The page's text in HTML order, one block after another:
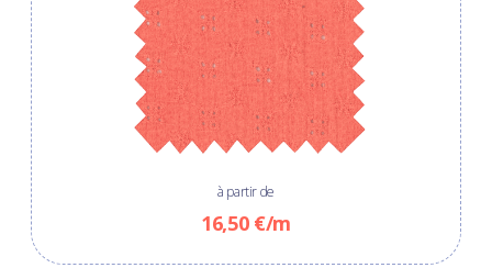
à partir de
16,50 €/m